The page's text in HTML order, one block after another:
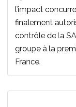
l’impact
finalement
contrôle de la
groupe à la
France.